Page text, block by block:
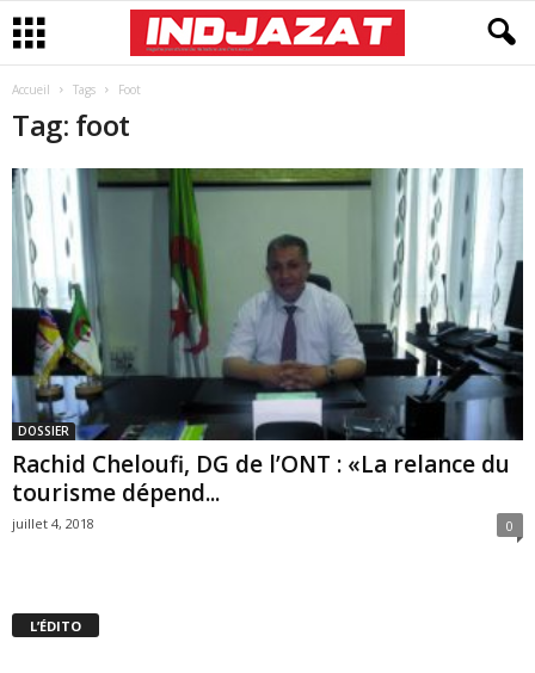
Accueil Tags Foot
Tag: foot
DOSSIER
Rachid Cheloufi, DG de l’ONT : «La relance du
tourisme dépend...
juillet 4, 2018 0
L’ÉDITO